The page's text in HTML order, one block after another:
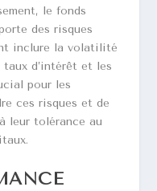
le fonds
des risques
inclure la volatilité
d’intérêt et les
pour les
ces risques et de
leur tolérance au